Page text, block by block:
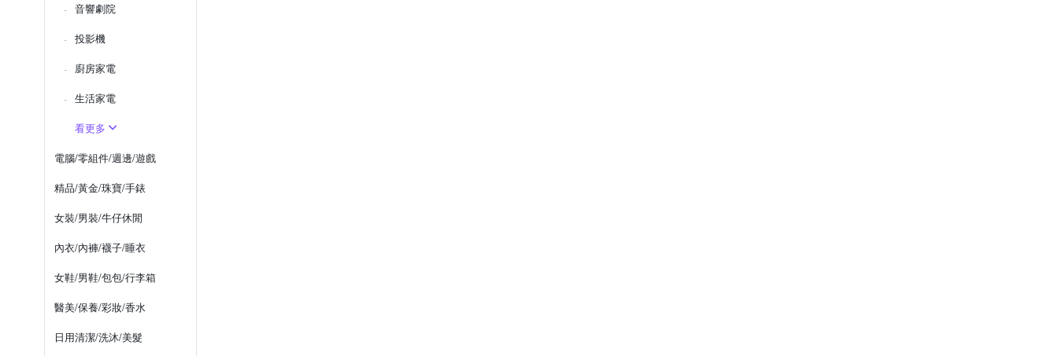
音響劇院
投影機
廚房家電
生活家電
看更多
電腦/零組件/週邊/遊戲
精品/黃金/珠寶/手錶
女裝/男裝/牛仔休閒
內衣/內褲/襪子/睡衣
女鞋/男鞋/包包/行李箱
醫美/保養/彩妝/香水
日用清潔/洗沐/美髮